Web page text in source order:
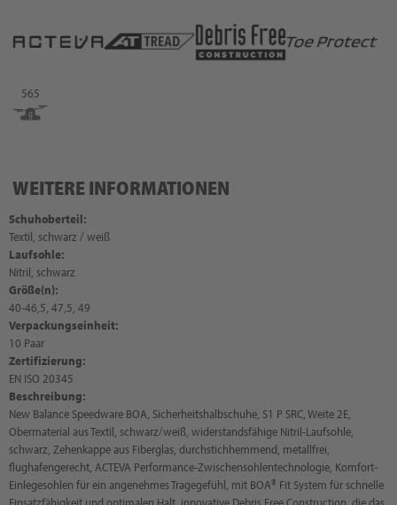
565
WEITERE INFORMATIONEN
Schuhoberteil:
Textil, schwarz / weiß
Laufsohle:
Nitril, schwarz
Größe(n):
40-46,5, 47,5, 49
Verpackungseinheit:
10 Paar
Zertifizierung:
EN ISO 20345
Beschreibung:
New Balance Speedware BOA, Sicherheitshalbschuhe, S1 P SRC, Weite 2E,
Obermaterial aus Textil, schwarz/weiß, widerstandsfähige Nitril-Laufsohle,
schwarz, Zehenkappe aus Fiberglas, durchstichhemmend, metallfrei,
flughafengerecht, ACTEVA Performance-Zwischensohlentechnologie, Komfort-
Einlegesohlen für ein angenehmes Tragegefühl, mit BOA® Fit System für schnelle